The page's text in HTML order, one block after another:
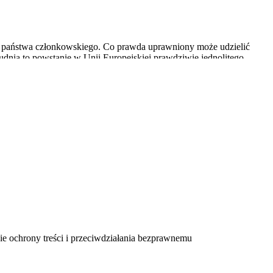
członkowskiego. Co prawda uprawniony może udzielić
to powstanie w Unii Europejskiej prawdziwie jednolitego
korzystaniu z tych usług z terytoriów innych państw
precyzują, jaki jest terytorialny zakres korzystania
dostęp w miejscu i w czasie przez siebie wybranym” (art. 3
z technicznego punktu widzenia, udostępnienie utworu
od różnych podmiotów.
punktu widzenia licencjodawców, licencjobiorców jak i
ochrony treści i przeciwdziałania bezprawnemu
metod przeciwdziałania naruszeń wobec nieuczciwych
naruszeń praw autorskich utrudnia ochronę treści w dobie
z UE. Jednolite prawo autorskie w UE powinno zatem